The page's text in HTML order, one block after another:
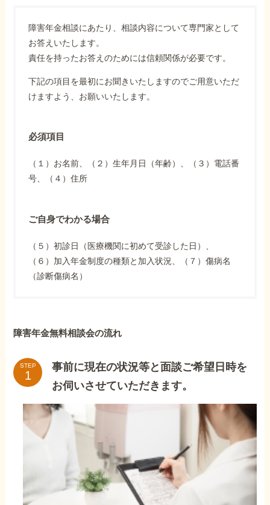
障害年金相談にあたり、相談内容について専門家として
お答えいたします。
責任を持ったお答えのためには信頼関係が必要です。
下記の項目を最初にお聞きいたしますのでご用意いただ
けますよう、お願いいたします。
必須項目
（１）お名前、（２）生年月日（年齢）、（３）電話番
号、（４）住所
ご自身でわかる場合
（５）初診日（医療機関に初めて受診した日）、
（６）加入年金制度の種類と加入状況、（７）傷病名
（診断傷病名）
障害年金無料相談会の流れ
STEP
事前に現在の状況等と面談ご希望日時を
お伺いさせていただきます。